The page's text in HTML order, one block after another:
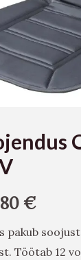
€
pakub
Töötab 12